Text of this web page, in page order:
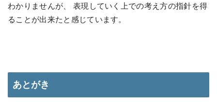
わかりませんが、 表現していく上での考え方の指針を得
ることが出来たと感じています。
あとがき